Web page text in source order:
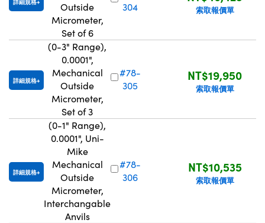
詳細規格
Outside
Micrometer,
Set of 6
304 索取報價單
詳細規格
(0-3" Range),
0.0001",
Mechanical
Outside
Micrometer,
Set of 3
#78-
305
NT$19,950
索取報價單
詳細規格
(0-1" Range),
0.0001", Uni-
Mike
Mechanical
Outside
Micrometer,
Interchangable
Anvils
#78-
306
NT$10,535
索取報價單